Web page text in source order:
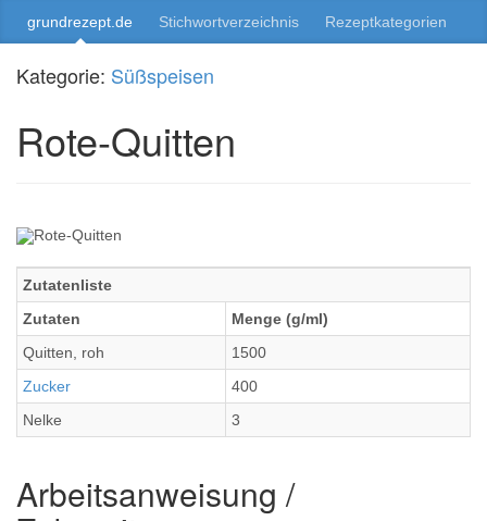
grundrezept.de Stichwortverzeichnis Rezeptkategorien
Kategorie: Süßspeisen
Rote-Quitten
Zutatenliste
Zutaten
Menge (g/ml)
Quitten, roh
1500
Zucker
400
Nelke
3
Arbeitsanweisung /